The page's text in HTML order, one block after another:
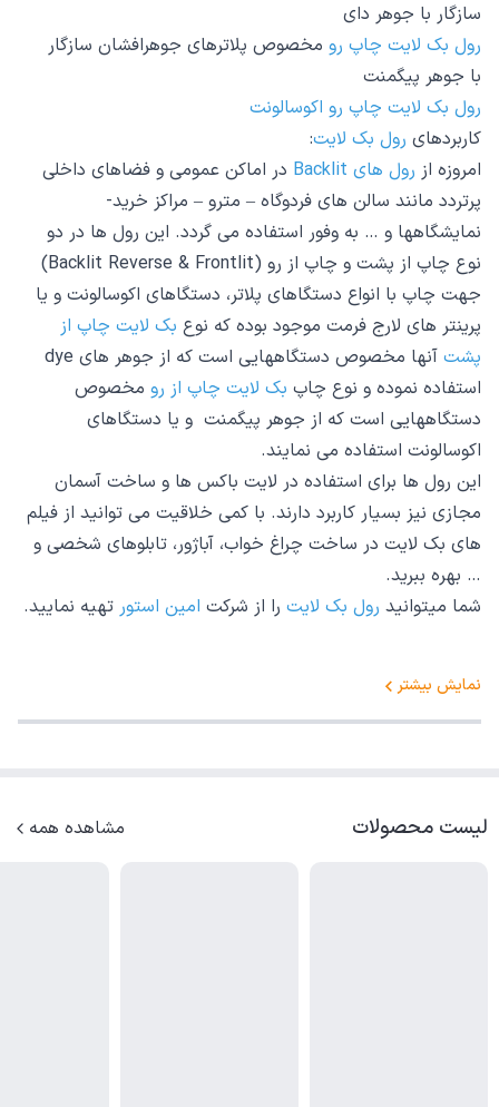
سازگار با جوهر دای
رول بک لایت چاپ رو مخصوص پلاترهای جوهرافشان سازگار
با جوهر پیگمنت
رول بک لایت چاپ رو اکوسالونت
کاربردهای رول بک لایت:
امروزه از رول های Backlit
در اماکن عمومی و فضاهای داخلی
پرتردد مانند سالن های فردوگاه – مترو – مراکز خرید-
نمایشگاهها و … به وفور استفاده می گردد. این رول ها در دو
نوع چاپ از پشت و چاپ از رو (Backlit Reverse & Frontlit)
جهت چاپ با انواع دستگاهای پلاتر، دستگاهای اکوسالونت و یا
پرینتر های لارج فرمت موجود بوده که نوع بک لایت چاپ از
پشت
آنها مخصوص دستگاههایی است که از جوهر های dye
استفاده نموده و نوع چاپ بک لایت چاپ از رو مخصوص
دستگاههایی است که از جوهر پیگمنت و یا دستگاهای
اکوسالونت استفاده می نمایند.
این رول ها برای استفاده در لایت باکس ها و ساخت آسمان
مجازی نیز بسیار کاربرد دارند. با کمی خلاقیت می توانید از فیلم
های بک لایت در ساخت چراغ خواب، آباژور، تابلوهای شخصی و
… بهره ببرید.
شما میتوانید رول بک لایت را از شرکت امین استور تهیه نمایید.
نمایش بیشتر
لیست محصولات مشاهده همه